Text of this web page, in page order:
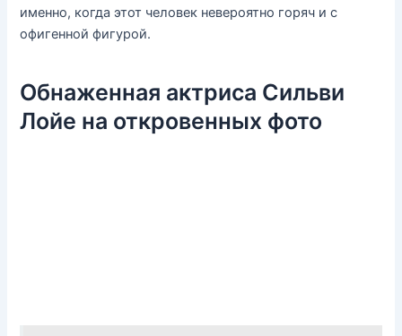
именно, когда этот человек невероятно горяч и с
офигенной фигурой.
Обнаженная актриса Сильви
Лойе на откровенных фото